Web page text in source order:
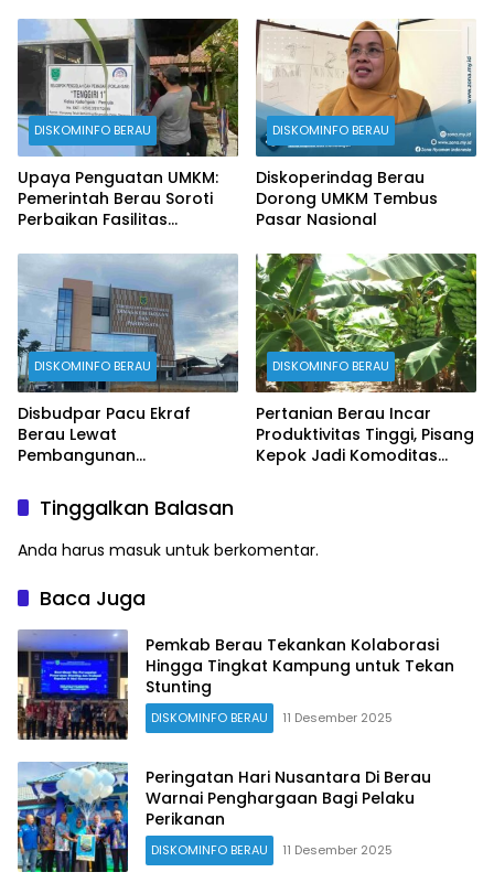
DISKOMINFO BERAU
Upaya Penguatan UMKM:
Pemerintah Berau Soroti
Perbaikan Fasilitas
DISKOMINFO BERAU
Diskoperindag Berau
Dorong UMKM Tembus
Pasar Nasional
DISKOMINFO BERAU
Disbudpar Pacu Ekraf
Berau Lewat
Pembangunan
DISKOMINFO BERAU
Pertanian Berau Incar
Produktivitas Tinggi, Pisang
Kepok Jadi Komoditas
Tinggalkan Balasan
Anda harus masuk untuk berkomentar.
Baca Juga
Pemkab Berau Tekankan Kolaborasi
Hingga Tingkat Kampung untuk Tekan
Stunting
DISKOMINFO BERAU 11 Desember 2025
Peringatan Hari Nusantara Di Berau
Warnai Penghargaan Bagi Pelaku
Perikanan
DISKOMINFO BERAU 11 Desember 2025